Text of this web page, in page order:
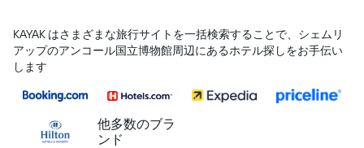
KAYAK はさまざまな旅行サイトを一括検索することで、シェムリ
アップ​のアンコール国立博物館​周辺にあるホテル探しをお手伝い
します
他多数のブラ
ンド